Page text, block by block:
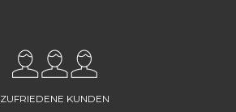
ZUFRIEDENE KUNDEN